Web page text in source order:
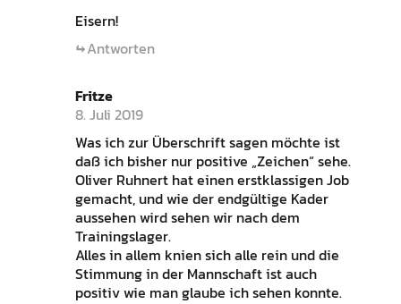
Eisern!
Antworten
Fritze
8. Juli 2019
Was ich zur Überschrift sagen möchte ist
daß ich bisher nur positive „Zeichen“ sehe.
Oliver Ruhnert hat einen erstklassigen Job
gemacht, und wie der endgültige Kader
aussehen wird sehen wir nach dem
Trainingslager.
Alles in allem knien sich alle rein und die
Stimmung in der Mannschaft ist auch
positiv wie man glaube ich sehen konnte.